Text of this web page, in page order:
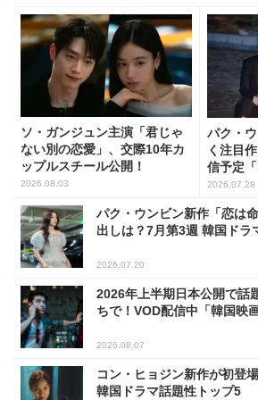
ソ・ガンジュン主演「君じゃ
ない別の恋愛」、交際10年カ
ップルスチール公開！
2026.08.03
パク・
く注目
信予定
選
2026.07.28
パク・ウンビン新作「恋は
出しは？7月第3週 韓国ドラ
2026.07.20
2026年上半期日本公開で話
ちで！VOD配信中「韓国映
2026.08.07
コン・ヒョジン新作が初登
韓国ドラマ話題性トップ5